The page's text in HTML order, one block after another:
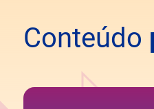
Conteúdo